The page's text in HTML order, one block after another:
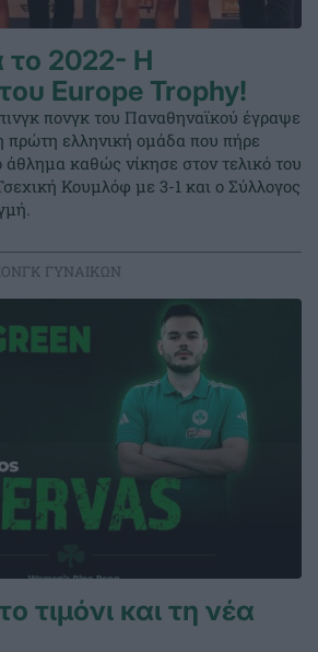
το 2022- Η
Europe Trophy!
πονγκ του Παναθηναϊκού έγραψε
πρώτη ελληνική ομάδα που πήρε
άθλημα καθώς νίκησε στον τελικό του
Κουμλόφ με 3-1 και ο Σύλλογος
ΓΥΝΑΙΚΩΝ
τιμόνι και τη νέα